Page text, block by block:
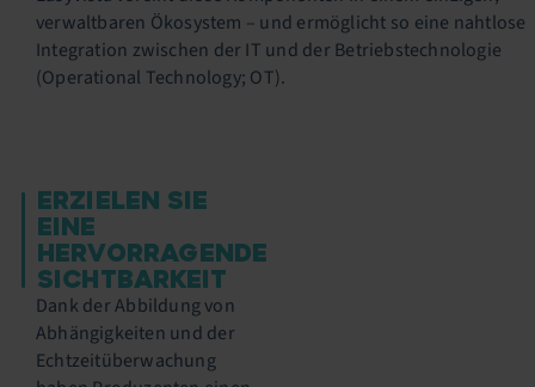
verwaltbaren Ökosystem – und ermöglicht so eine nahtlose
Integration zwischen der IT und der Betriebstechnologie
(Operational Technology; OT).
ERZIELEN SIE
EINE
HERVORRAGENDE
SICHTBARKEIT
Dank der Abbildung von
Abhängigkeiten und der
Echtzeitüberwachung